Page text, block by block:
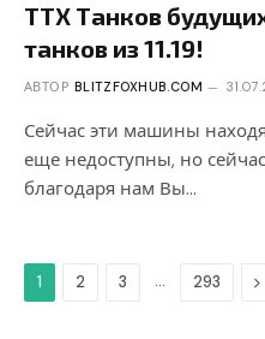
ТТХ Танков
танков из 11.19!
АВТОР BLITZFOXHUB.COM
Сейчас эти машины
еще недоступны, но
благодаря нам Вы…
1 2 3 … 293